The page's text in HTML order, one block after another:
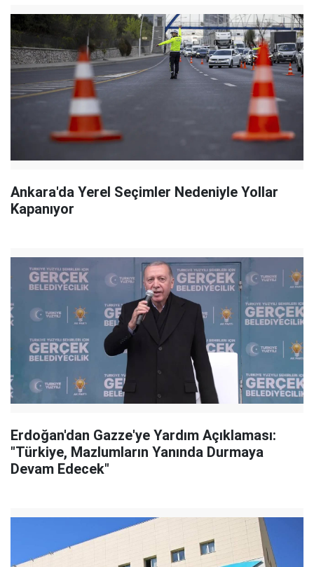
Ankara'da Yerel Seçimler Nedeniyle Yollar
Kapanıyor
Erdoğan'dan Gazze'ye Yardım Açıklaması:
"Türkiye, Mazlumların Yanında Durmaya
Devam Edecek"